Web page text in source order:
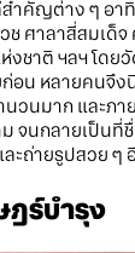
ำคัญต่าง ๆ อา
ศาลาสี่สมเด็
ชาติ ฯลฯ โดย
น หลายคนจึง
วนมาก และภ
จนกลายเป็นที่
ะถ่ายรูปสวย ๆ
ฎร์บำรุง